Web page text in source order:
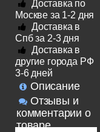
Доставка по
Москве за 1-2 дня
Доставка в
Спб за 2-3 дня
Доставка в
другие города РФ
3-6 дней
Описание
Отзывы и
комментарии о
товаре